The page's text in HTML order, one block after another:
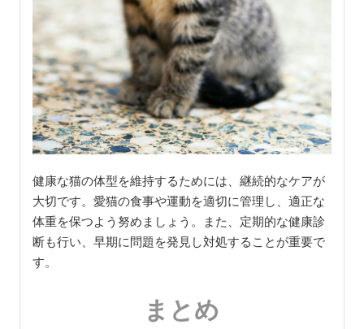
健康な猫の体型を維持するためには、継続的なケアが
大切です。愛猫の食事や運動を適切に管理し、適正な
体重を保つよう努めましょう。また、定期的な健康診
断も行い、早期に問題を発見し対処することが重要で
す。
まとめ